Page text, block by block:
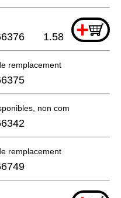
+
1.58
remplacement
non commandable
remplacement